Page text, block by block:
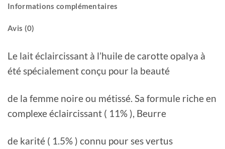
Informations complémentaires
Avis (0)
Le lait éclaircissant à l’huile de carotte opalya à
été spécialement conçu pour la beauté
de la femme noire ou métissé. Sa formule riche en
complexe éclaircissant ( 11% ), Beurre
de karité ( 1.5% ) connu pour ses vertus